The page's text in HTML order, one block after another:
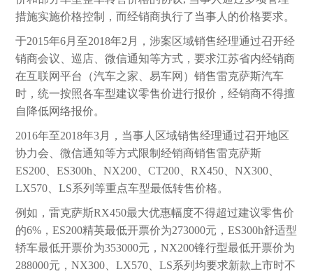
措施实施价格控制，而经销商执行了当事人的价格要求。
于2015年6月至2018年2月，涉案区域销售经理通过召开经
销商会议、巡店、微信通知等方式，要求江苏省内经销商
在互联网平台（汽车之家、易车网）销售雷克萨斯汽车
时，统一按照各车型建议零售价进行报价，经销商不得擅
自降低网络报价。
2016年至2018年3月，当事人区域销售经理通过召开地区
协力会、微信通知等方式限制经销商销售雷克萨斯
ES200、ES300h、NX200、CT200、RX450、NX300、
LX570、LS系列等重点车型最低转售价格。
例如，雷克萨斯RX450最大优惠幅度不得超过建议零售价
的6%，ES200精英最低开票价为273000元，ES300h舒适型
轿车最低开票价为353000元，NX200锋行型最低开票价为
288000元，NX300、LX570、LS系列均要求新款上市时不